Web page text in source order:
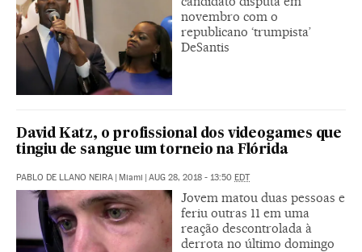
novembro com o
republicano ‘trumpista’
DeSantis
David Katz, o profissional dos videogames que
tingiu de sangue um torneio na Flórida
PABLO DE LLANO NEIRA | Miami | AUG 28, 2018 - 13:50 EDT
Jovem matou duas pessoas e
feriu outras 11 em uma
reação descontrolada à
derrota no último domingo